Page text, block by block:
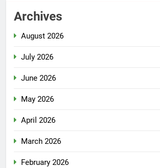
Archives
August 2026
July 2026
June 2026
May 2026
April 2026
March 2026
February 2026